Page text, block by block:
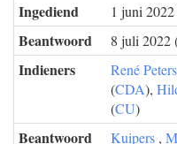
Ingediend 1 juni 2022
Beantwoord 8 juli 2022
Indieners René Peters
(CDA),
(CU)
Beantwoord
Kuipers ,